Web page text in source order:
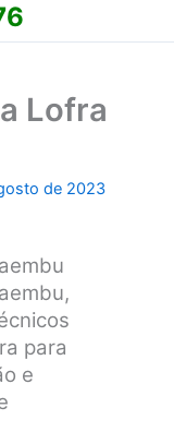
Lofra
de 2023
para
e